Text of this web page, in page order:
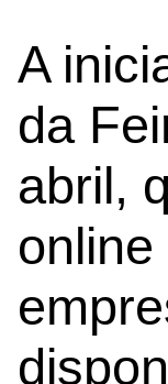
A
da
abril,